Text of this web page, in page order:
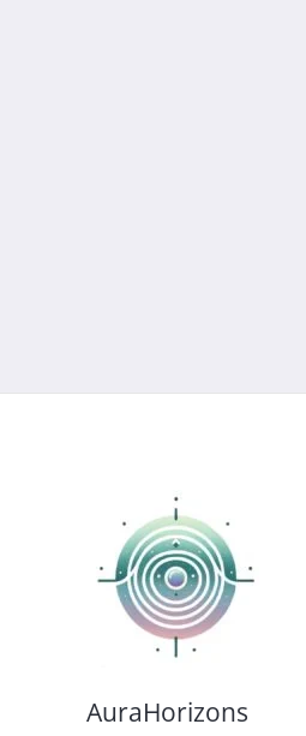
AuraHorizons